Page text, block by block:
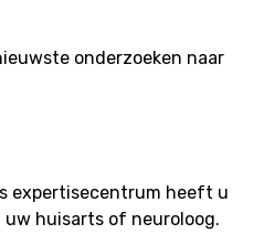
onderzoeken naar
expertisecentrum heeft u
huisarts of neuroloog.